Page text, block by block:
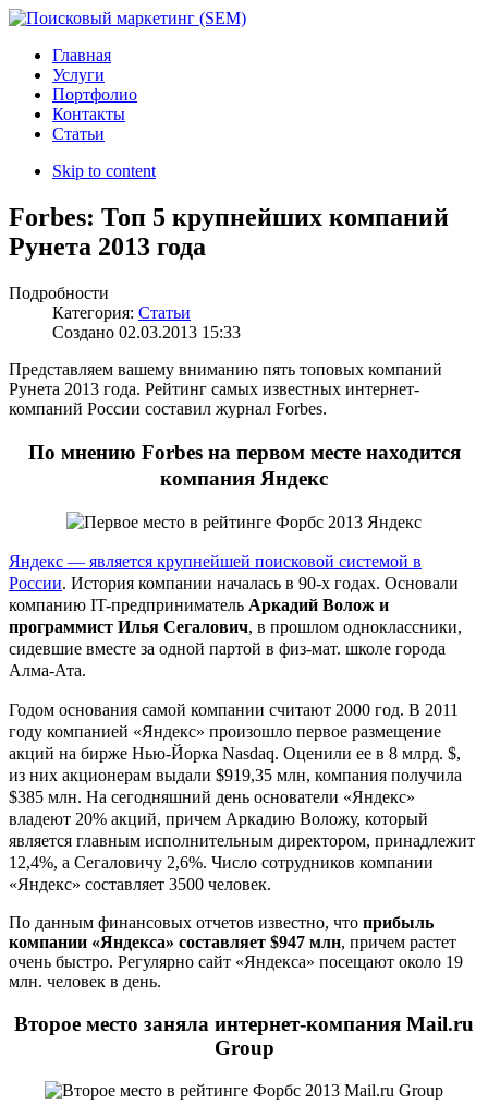
Главная
Услуги
Портфолио
Контакты
Статьи
Skip to content
Forbes: Топ 5 крупнейших компаний
Рунета 2013 года
Подробности
Категория: Статьи
Создано 02.03.2013 15:33
Представляем вашему вниманию пять топовых компаний
Рунета 2013 года. Рейтинг самых известных интернет-
компаний России составил журнал Forbes.
По мнению Forbes на первом месте находится
компания Яндекс
Яндекс — является крупнейшей поисковой системой в
России. История компании началась в 90-х годах. Основали
компанию IT-предприниматель Аркадий Волож и
программист Илья Сегалович, в прошлом одноклассники,
сидевшие вместе за одной партой в физ-мат. школе города
Алма-Ата.
Годом основания самой компании считают 2000 год. В 2011
году компанией «Яндекс» произошло первое размещение
акций на бирже Нью-Йорка Nasdaq. Оценили ее в 8 млрд. $,
из них акционерам выдали $919,35 млн, компания получила
$385 млн. На сегодняшний день основатели «Яндекс»
владеют 20% акций, причем Аркадию Воложу, который
является главным исполнительным директором, принадлежит
12,4%, а Сегаловичу 2,6%. Число сотрудников компании
«Яндекс» составляет 3500 человек.
По данным финансовых отчетов известно, что прибыль
компании «Яндекса» составляет $947 млн, причем растет
очень быстро. Регулярно сайт «Яндекса» посещают около 19
млн. человек в день.
Второе место заняла интернет-компания Mail.ru
Group